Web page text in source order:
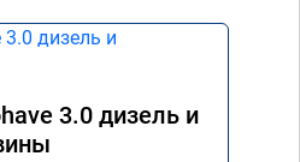
3.0 дизель и